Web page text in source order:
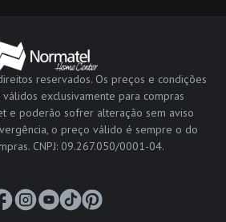
reservados. Os preços e condições
exclusivamente para compras
e poderão sofrer alteração sem aviso
o preço válido é sempre o do
CNPJ: 09.267.050/0001-04.